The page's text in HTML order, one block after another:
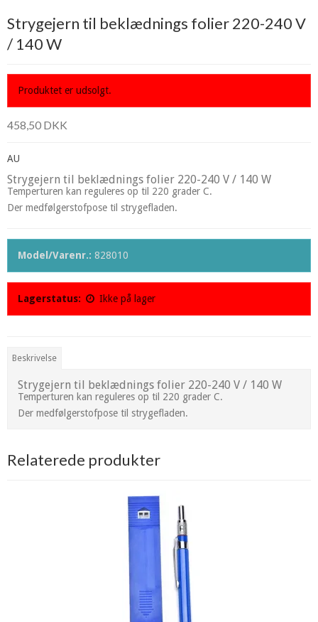
Strygejern til beklædnings folier 220-240 V
/ 140 W
Produktet er udsolgt.
458,50 DKK
AU
Strygejern til beklædnings folier 220-240 V / 140 W
Temperturen kan reguleres op til 220 grader C.
Der medfølgerstofpose til strygefladen.
Model/Varenr.: 828010
Lagerstatus: Ikke på lager
Beskrivelse
Strygejern til beklædnings folier 220-240 V / 140 W
Temperturen kan reguleres op til 220 grader C.
Der medfølgerstofpose til strygefladen.
Relaterede produkter